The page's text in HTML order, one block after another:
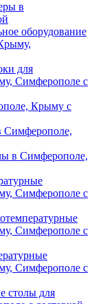
в
оборудование
для
Симферополе с
Крыму с
Симферополе,
в Симферополе,
Симферополе с
Симферополе с
Симферополе с
столы для